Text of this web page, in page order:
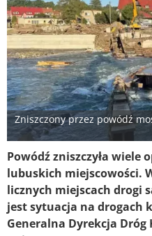
Zniszczony przez powódź
Powódź zniszczyła wiele
lubuskich miejscowości.
licznych miejscach drogi
jest sytuacja na drogach
Generalna Dyrekcja